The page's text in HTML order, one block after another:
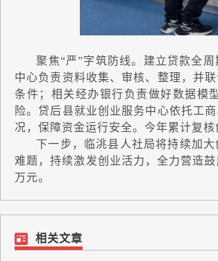
聚焦“严”字筑防线。建立贷款全周
中心负责资料收集、审核、整理，并
条件；相关经办银行负责做好数据模
险。贷后县就业创业服务中心依托工
况，保障资金运行安全。今年累计复
下一步，临洮县人社局将持续加大
难题，持续激发创业活力，全力营造
万元。
相关文章